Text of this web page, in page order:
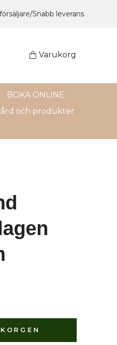
Snabb leverans
Varukorg
BOKA ONLINE
och produkter